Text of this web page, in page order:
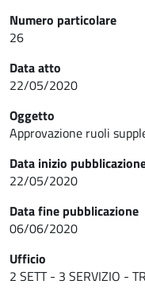
Numero particolare
26
Data atto
22/05/2020
Oggetto
Approvazione ruoli
Data inizio
22/05/2020
Data fine pubblicazione
06/06/2020
Ufficio
2 SETT - 3 SERVIZIO -